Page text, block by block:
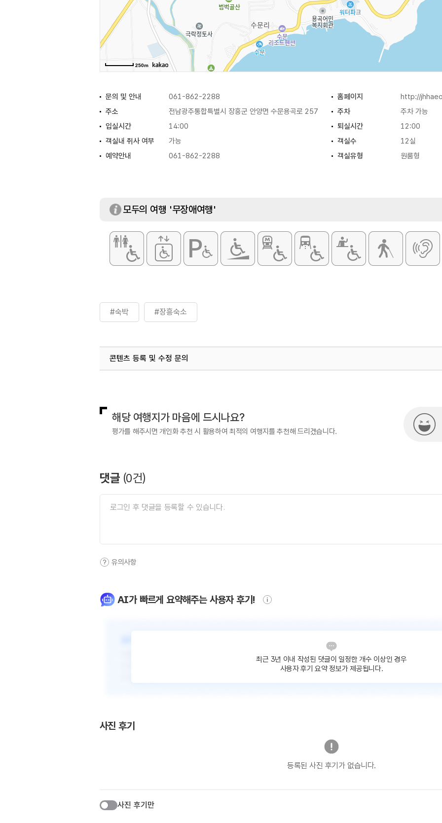
250m
문의 및 안내 061-862-2288 홈페이지
http://
주소
전남광주통합특별시 장흥군 안양면 수문용곡로 257 주차
주차 가능
입실시간
14:00 퇴실시간
12:00
객실내 취사 여부
가능 객실수
12실
예약안내
061-862-2288 객실유형
원룸형
모두의 여행 '무장애여행'
#숙박 #장흥숙소
콘텐츠 등록 및 수정 문의
해당 여행지가 마음에 드시나요?
평가를 해주시면 개인화 추천 시 활용하여 최적의 여행지를 추천해 드리겠습니다.
댓글 (0건)
유의사항
AI가 빠르게 요약해주는 사용자 후기!
최근 3년 이내 작성된 댓글이 일정한 개수 이상인 경우
사용자 후기 요약 정보가 제공됩니다.
사진 후기
등록된 사진 후기가 없습니다.
사진 후기만